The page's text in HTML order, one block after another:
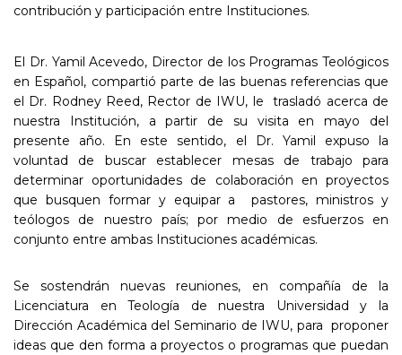
contribución y participación entre Instituciones.
El Dr. Yamil Acevedo, Director de los Programas Teológicos
en Español, compartió parte de las buenas referencias que
el Dr. Rodney Reed, Rector de IWU, le trasladó acerca de
nuestra Institución, a partir de su visita en mayo del
presente año. En este sentido, el Dr. Yamil expuso la
voluntad de buscar establecer mesas de trabajo para
determinar oportunidades de colaboración en proyectos
que busquen formar y equipar a pastores, ministros y
teólogos de nuestro país; por medio de esfuerzos en
conjunto entre ambas Instituciones académicas.
Se sostendrán nuevas reuniones, en compañía de la
Licenciatura en Teología de nuestra Universidad y la
Dirección Académica del Seminario de IWU, para proponer
ideas que den forma a proyectos o programas que puedan